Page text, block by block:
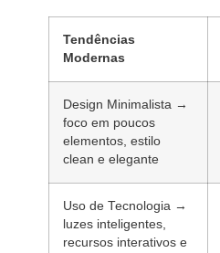
Tendências
Modernas
Design Minimalista →
foco em poucos
elementos, estilo
clean e elegante
Uso de Tecnologia →
luzes inteligentes,
recursos interativos e